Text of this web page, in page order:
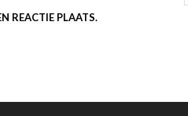
REACTIE PLAATS.